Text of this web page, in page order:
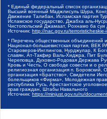
* Единый федеральный список
Высший военный Маджлисуль Шура,
Движение Талибан, Исламская партия
Исламское государство, Джабха аль-
Чистопольский Джамаат, Рохнамо ба
Источник: http://nac.gov.ru/terroristicheskie-
* Перечень общественных объединений
Национал-большевистская партия, ВЕК
Староверов-Инглингов, Нурджулар, К
славян, Ат-Такфир Валь-Хиджра, Пит
Череповца, Духовно-Родовая Держава
Кровь и Честь, О свободе совести и о
религиозная организация п. Боровский,
организация «Братство», Свидетели
болельщиков «Фирма», Молодежная
республика Русь, Арестантское
прав граждан, Штабы Навального
Источник: https://minjust.gov.ru/ru/